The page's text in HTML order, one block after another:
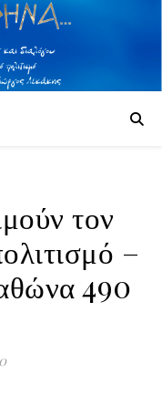
τον
–
490